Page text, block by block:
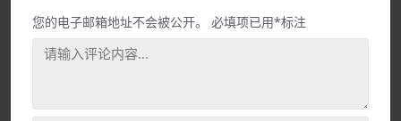
您的电子邮箱地址不会被公开。 必填项已用*标注